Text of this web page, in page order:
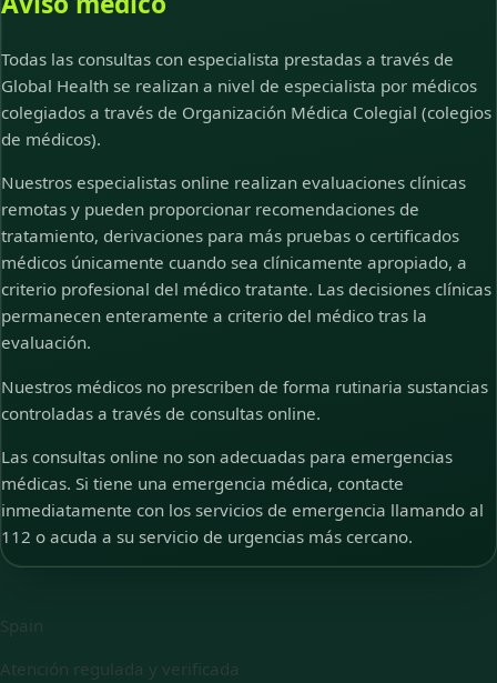
Todas las consultas con especialista prestadas a través de
Global Health se realizan a nivel de especialista por médicos
colegiados a través de Organización Médica Colegial (colegios
de médicos).
Nuestros especialistas online realizan evaluaciones clínicas
remotas y pueden proporcionar recomendaciones de
tratamiento, derivaciones para más pruebas o certificados
médicos únicamente cuando sea clínicamente apropiado, a
criterio profesional del médico tratante. Las decisiones clínicas
permanecen enteramente a criterio del médico tras la
evaluación.
Nuestros médicos no prescriben de forma rutinaria sustancias
controladas a través de consultas online.
Las consultas online no son adecuadas para emergencias
médicas. Si tiene una emergencia médica, contacte
inmediatamente con los servicios de emergencia llamando al
112 o acuda a su servicio de urgencias más cercano.
Spain
Atención regulada y verificada